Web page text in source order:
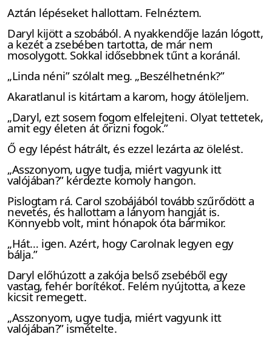
Aztán lépéseket hallottam. Felnéztem.
Daryl kijött a szobából. A nyakkendője lazán lógott,
a kezét a zsebében tartotta, de már nem
mosolygott. Sokkal idősebbnek tűnt a koránál.
„Linda néni” szólalt meg. „Beszélhetnénk?”
Akaratlanul is kitártam a karom, hogy átöleljem.
„Daryl, ezt sosem fogom elfelejteni. Olyat tettetek,
amit egy életen át őrizni fogok.”
Ő egy lépést hátrált, és ezzel lezárta az ölelést.
„Asszonyom, ugye tudja, miért vagyunk itt
valójában?” kérdezte komoly hangon.
Pislogtam rá. Carol szobájából tovább szűrődött a
nevetés, és hallottam a lányom hangját is.
Könnyebb volt, mint hónapok óta bármikor.
„Hát… igen. Azért, hogy Carolnak legyen egy
bálja.”
Daryl előhúzott a zakója belső zsebéből egy
vastag, fehér borítékot. Felém nyújtotta, a keze
kicsit remegett.
„Asszonyom, ugye tudja, miért vagyunk itt
valójában?” ismételte.